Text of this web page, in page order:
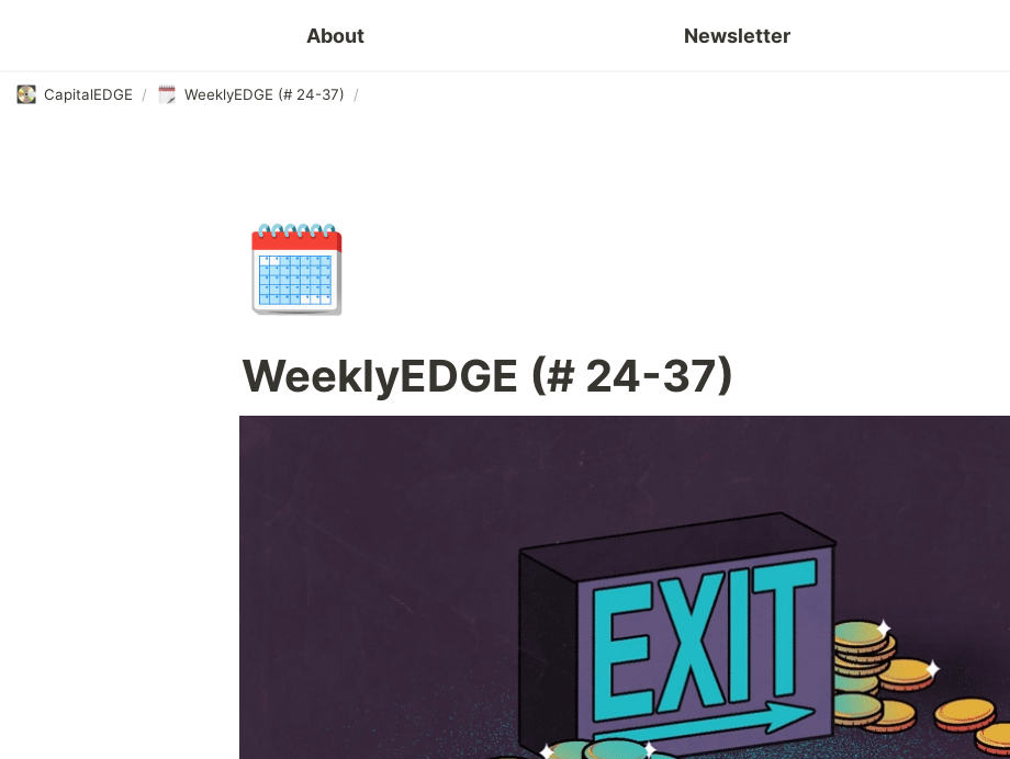
About Newsletter
CapitalEDGE / WeeklyEDGE (# 24-37) /
InsighEDGE
🗓️
WeeklyEDGE (# 24-37)